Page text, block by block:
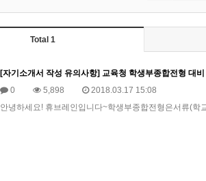
Total 1
[자기소개서 작성 유의사항] 교육청 학생부종합전형 대
0
5,898
2018.03.17 15:08
안녕하세요! 휴브레인입니다~학생부종합전형은서류(